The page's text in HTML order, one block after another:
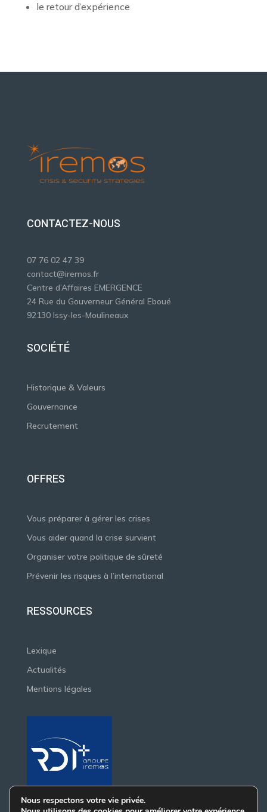
le retour d’expérience
CONTACTEZ-NOUS
07 76 02 47 39
contact@iremos.fr
Centre d’Affaires EMERGENCE
24 Rue du Gouverneur Général Eboué
92130 Issy-les-Moulineaux
SOCIÉTÉ
Historique & Valeurs
Gouvernance
Recrutement
OFFRES
Vous préparer à gérer les crises
Vous aider quand la crise survient
Organiser votre politique de sûreté
Prévenir les risques à l’international
RESSOURCES
Lexique
Actualités
Mentions légales
Nous respectons votre vie privée.